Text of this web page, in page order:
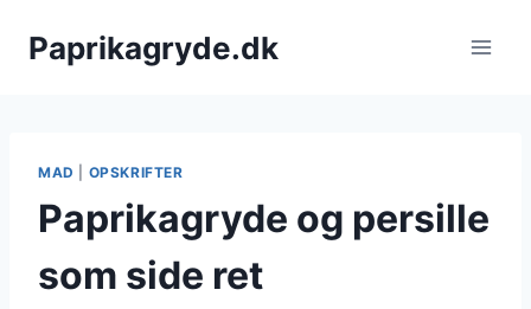
Paprikagryde.dk
MAD OPSKRIFTER
Paprikagryde og persille
som side ret